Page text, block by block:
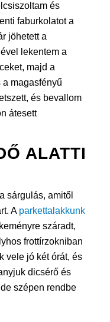
és
faburkolatot a
jöhetett a
lekentem a
majd a
a magasfényű
és bevallom
átesett
ALATTI
sárgulás, amitől
A parkettalakkunk
száradt,
frottírzokniban
vele jó két órát, és
dicsérő és
szépen rendbe